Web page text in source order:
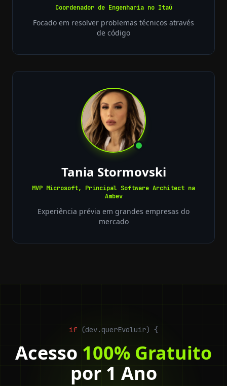
Coordenador de Engenharia no Itaú
Focado em resolver problemas técnicos através
de código
Tania Stormovski
MVP Microsoft, Principal Software Architect na
Ambev
Experiência prévia em grandes empresas do
mercado
if (dev.querEvoluir) {
Acesso 100% Gratuito
por 1 Ano